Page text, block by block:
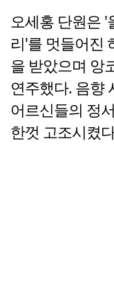
오세홍 단원은 '
리'를 멋들어진
을 받았으며 앙
연주했다. 음향
어르신들의 정
한껏 고조시켰